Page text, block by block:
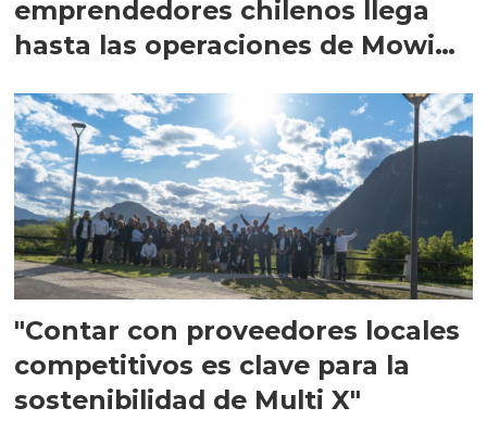
emprendedores chilenos llega
hasta las operaciones de Mowi
"Contar con proveedores locales
competitivos es clave para la
sostenibilidad de Multi X"